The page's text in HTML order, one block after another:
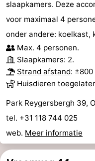
slaapkamers. Deze
voor maximaal 4
onder andere: koelkast,
Max. 4 personen.
Slaapkamers: 2.
Strand afstand: ±800
Huisdieren
Park Reygersbergh 39,
tel. +31 118 744 025
web. Meer informatie